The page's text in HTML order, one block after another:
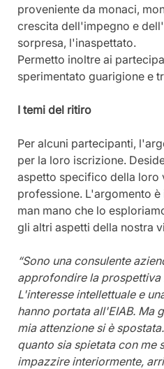
proveniente da monaci,
crescita dell'impegno e
sorpresa, l'inaspettato.
Permetto inoltre ai
sperimentato guarigione e
I temi del ritiro
Per alcuni partecipanti,
per la loro iscrizione.
aspetto specifico della loro
professione. L'argomento
man mano che lo
gli altri aspetti della nostra
“Sono una consulente
approfondire la prospettiva
L'interesse intellettuale e
hanno portata all'EIAB. Ma
mia attenzione si è
quanto sia spietata con me
impazzire interiormente,